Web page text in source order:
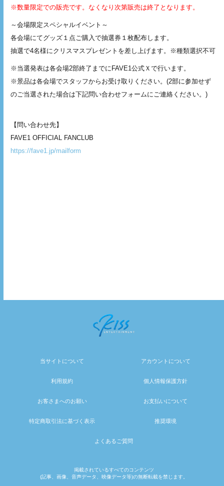
※数量限定での販売です。なくなり次第販売は終了となります。
～会場限定スペシャルイベント～
各会場にてグッズ１点ご購入で抽選券１枚配布します。
抽選で4名様にクリスマスプレゼントを差し上げます。※種類選択不可
※当選発表は各会場2部終了までにFAVE1公式Ｘで行います。
※景品は各会場でスタッフからお受け取りください。(2部に参加せず
のご当選された場合は下記問い合わせフォームにご連絡ください。)
【問い合わせ先】
FAVE1 OFFICIAL FANCLUB
https://fave1.jp/mailform
当サイトについて アカウントについて
利用規約 個人情報保護方針
お客さまへのお願い お支払いについて
特定商取引法に基づく表示 推奨環境
よくあるご質問
掲載されているすべてのコンテンツ
(記事、画像、音声データ、映像データ等)の無断転載を禁じます。